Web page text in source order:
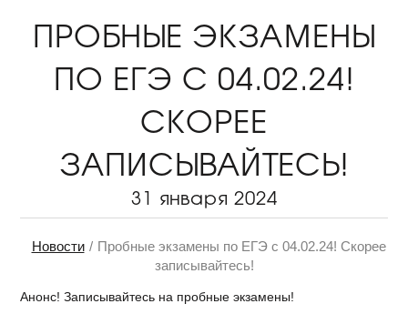
ПРОБНЫЕ ЭКЗАМЕНЫ
ПО ЕГЭ С 04.02.24!
СКОРЕЕ
ЗАПИСЫВАЙТЕСЬ!
31 января 2024
Новости
Пробные экзамены по ЕГЭ с 04.02.24! Скорее
записывайтесь!
Анонс! Записывайтесь на пробные экзамены!